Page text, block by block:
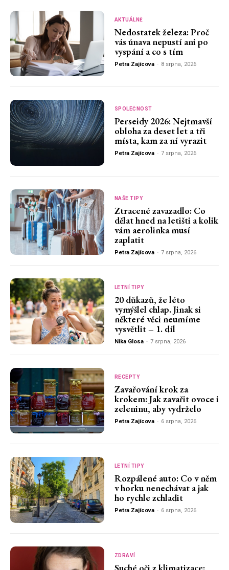
AKTUÁLNĚ
Nedostatek železa: Proč
vás únava nepustí ani po
vyspání a co s tím
Petra Zajícova - 8 srpna, 2026
SPOLEČNOST
Perseidy 2026: Nejtmavší
obloha za deset let a tři
místa, kam za ní vyrazit
Petra Zajícova - 7 srpna, 2026
NAŠE TIPY
Ztracené zavazadlo: Co
dělat hned na letišti a kolik
vám aerolinka musí
zaplatit
Petra Zajícova - 7 srpna, 2026
LETNÍ TIPY
20 důkazů, že léto
vymýšlel chlap. Jinak si
některé věci neumíme
vysvětlit – 1. díl
Nika Glosa - 7 srpna, 2026
RECEPTY
Zavařování krok za
krokem: Jak zavařit ovoce i
zeleninu, aby vydrželo
Petra Zajícova - 6 srpna, 2026
LETNÍ TIPY
Rozpálené auto: Co v něm
v horku nenechávat a jak
ho rychle zchladit
Petra Zajícova - 6 srpna, 2026
ZDRAVÍ
Suché oči z klimatizace: